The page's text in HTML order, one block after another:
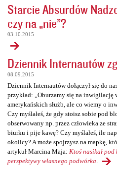
Starcie Absurdów
czy na „nie”?
03.10.2015
Dziennik Internautów
08.09.2015
Dziennik Internautów dołączył się do
przykład: „Oburzamy się na inwigilację
amerykańskich służb, ale co wiemy o
Czy myślałeś, że gdy stoisz sobie pod
obserwowany np. przez człowieka ze
biurku i pije kawę? Czy myślałeś, ile
okolicy? A może spojrzysz na mapkę,
artykuł Marcina Maja: Ktoś nasikał
perspektywy własnego podwórka